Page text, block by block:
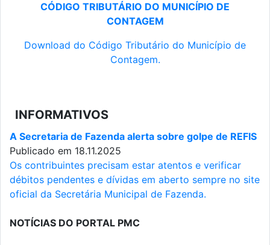
CÓDIGO TRIBUTÁRIO DO MUNICÍPIO DE
CONTAGEM
Download do Código Tributário do Município de
Contagem.
INFORMATIVOS
A Secretaria de Fazenda alerta sobre golpe de REFIS
Publicado em 18.11.2025
Os contribuintes precisam estar atentos e verificar
débitos pendentes e dívidas em aberto sempre no site
oficial da Secretária Municipal de Fazenda.
NOTÍCIAS DO PORTAL PMC